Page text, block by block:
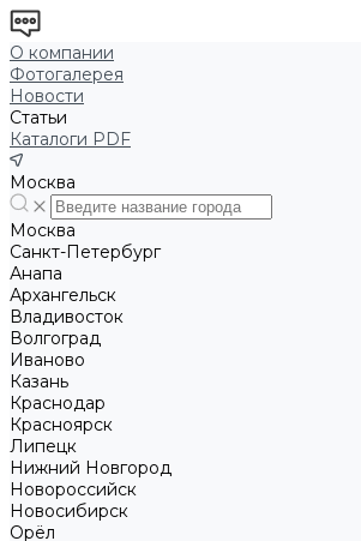
О компании
Фотогалерея
Новости
Статьи
Каталоги PDF
Москва
Москва
Санкт-Петербург
Анапа
Архангельск
Владивосток
Волгоград
Иваново
Казань
Краснодар
Красноярск
Липецк
Нижний Новгород
Новороссийск
Новосибирск
Орёл